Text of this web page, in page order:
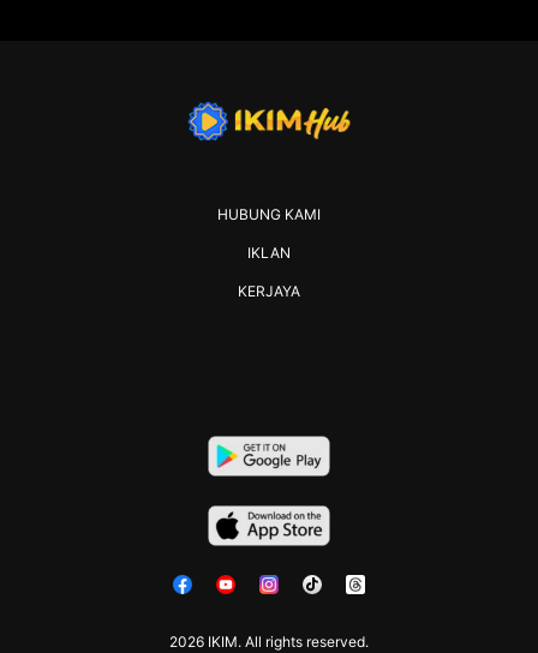
2026 IKIM. All rights reserved.
HUBUNG KAMI
IKLAN
KERJAYA